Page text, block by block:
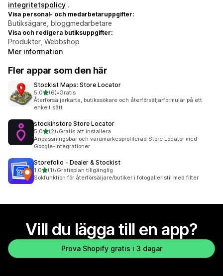
integritetspolicy .
Visa personal- och medarbetaruppgifter:
Butiksägare, bloggmedarbetare
Visa och redigera butiksuppgifter:
Produkter, Webbshop
Mer information
Fler appar som den här
Stockist Maps: Store Locator
5,0av 5 stjärnor
(6)
6 recensioner totalt
•Gratis
Återförsäljarkarta, butikssökare och återförsäljarformulär på ett
enkelt sätt
stockinstore Store Locator
5,0av 5 stjärnor
(2)
2 recensioner totalt
•Gratis att installera
Anpassningsbar och varumärkesprofilerad Store Locator med
Google-integrationer
Storefolio ‑ Dealer & Stockist
1,0av 5 stjärnor
(1)
1 recensioner totalt
•Gratisplan tillgänglig
Sökfunktion för återförsäljare/butiker i fotogalleristil med filter
Vill du lägga till en app?
Prova Shopify gratis i 3 dagar